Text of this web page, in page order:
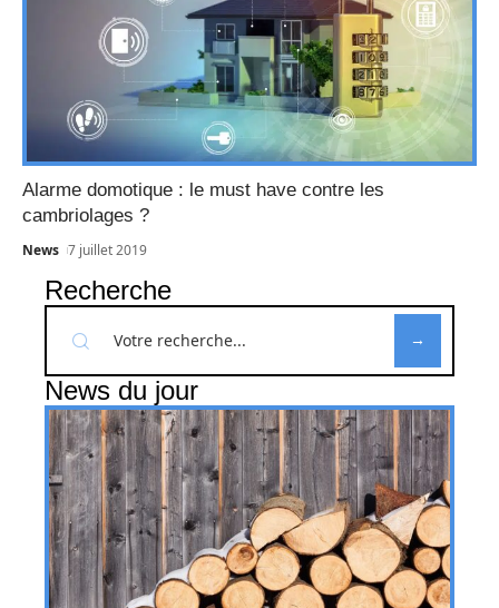
Alarme domotique : le must have contre les
cambriolages ?
News 7 juillet 2019
Recherche
News du jour